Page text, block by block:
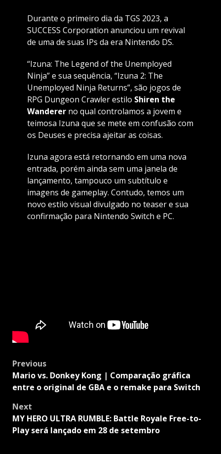
Durante o primeiro dia da TGS 2023, a
SUCCESS Corporation anunciou um revival
de uma de suas IPs da era Nintendo DS.
“Izuna: The Legend of the Unemployed
Ninja” e sua sequência, “Izuna 2: The
Unemployed Ninja Returns”, são jogos de
RPG Dungeon Crawler estilo Shiren the
Wandererno qual controlamos a jovem e
teimosa Izuna que se mete em confusão com
os Deuses e precisa ajeitar as coisas.
Izuna agora está retornando em uma nova
entrada, porém ainda sem uma janela de
lançamento, tampouco um subtítulo e
imagens de gameplay. Contudo, temos um
novo estilo visual divulgado no teaser e sua
confirmação para Nintendo Switch e PC.
Post
navigation
Previous
Mario vs. Donkey Kong | Comparação gráfica
entre o original de GBA e o remake para Switch
Next
MY HERO ULTRA RUMBLE: Battle Royale Free-to-
Play será lançado em 28 de setembro